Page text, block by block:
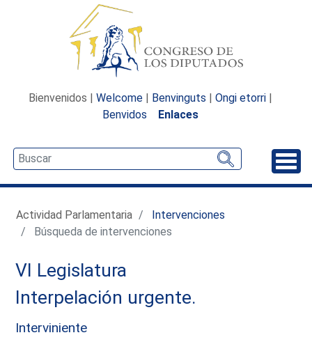
Bienvenidos | Welcome | Benvinguts | Ongi etorri |
Benvidos
Enlaces
Actividad Parlamentaria
Intervenciones
Búsqueda de intervenciones
VI Legislatura
Interpelación urgente.
Interviniente